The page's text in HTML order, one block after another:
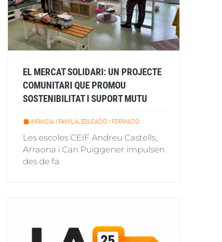
EL MERCAT SOLIDARI: UN PROJECTE
COMUNITARI QUE PROMOU
SOSTENIBILITAT I SUPORT MUTU
INFÀNCIA I FAMÍLIA, EDUCACIÓ I FORMACIÓ
Les escoles CEIF Andreu Castells,
Arraona i Can Puiggener impulsen
des de fa